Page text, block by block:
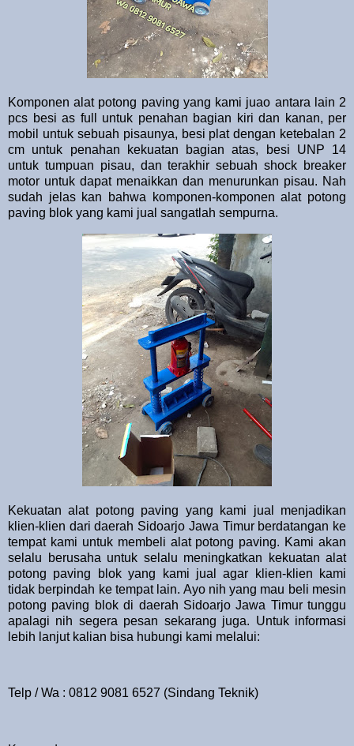
Komponen alat potong paving yang kami juao antara lain 2
pcs besi as full untuk penahan bagian kiri dan kanan, per
mobil untuk sebuah pisaunya, besi plat dengan ketebalan 2
cm untuk penahan kekuatan bagian atas, besi UNP 14
untuk tumpuan pisau, dan terakhir sebuah shock breaker
motor untuk dapat menaikkan dan menurunkan pisau. Nah
sudah jelas kan bahwa komponen-komponen alat potong
paving blok yang kami jual sangatlah sempurna.
Kekuatan alat potong paving yang kami jual menjadikan
klien-klien dari daerah Sidoarjo Jawa Timur berdatangan ke
tempat kami untuk membeli alat potong paving. Kami akan
selalu berusaha untuk selalu meningkatkan kekuatan alat
potong paving blok yang kami jual agar klien-klien kami
tidak berpindah ke tempat lain. Ayo nih yang mau beli mesin
potong paving blok di daerah Sidoarjo Jawa Timur tunggu
apalagi nih segera pesan sekarang juga. Untuk informasi
lebih lanjut kalian bisa hubungi kami melalui:
Telp / Wa : 0812 9081 6527 (Sindang Teknik)